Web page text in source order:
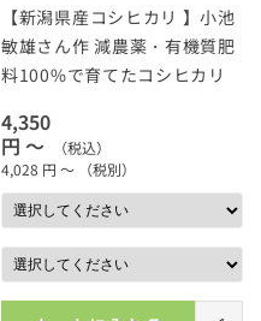
【新潟県産コシヒカリ 】小池
敏雄さん作 減農薬・有機質肥
料100%で育てたコシヒカリ
4,350
円 ～
（税込）
4,028 円 ～ （税別）